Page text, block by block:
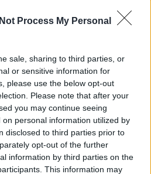
Process My Personal
sale, sharing to third parties, or
or sensitive information for
please use the below opt-out
Please note that after your
you may continue seeing
personal information utilized by
disclosed to third parties prior to
opt-out of the further
information by third parties on the
This information may
küzdi a sajátját.
Harcosan. A méltatlanságban
ezzel a történettel. De az élet
Köszönöm a megértést”